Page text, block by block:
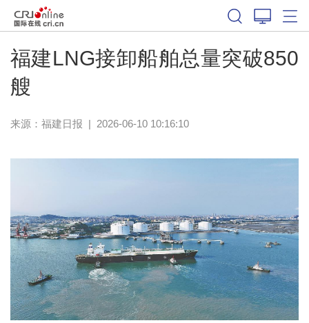
福建LNG接卸船舶总量突破850
艘
来源： 福建日报 | 2026-06-10 10:16:10